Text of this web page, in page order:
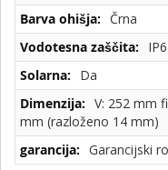
Črna
Da
V: 252 mm
mm (razloženo 14 mm)
Garancijski